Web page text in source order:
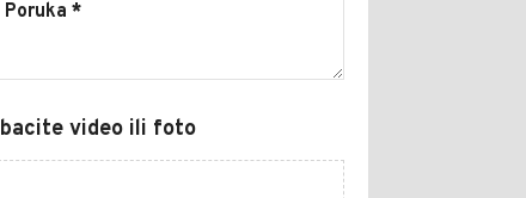
video ili foto